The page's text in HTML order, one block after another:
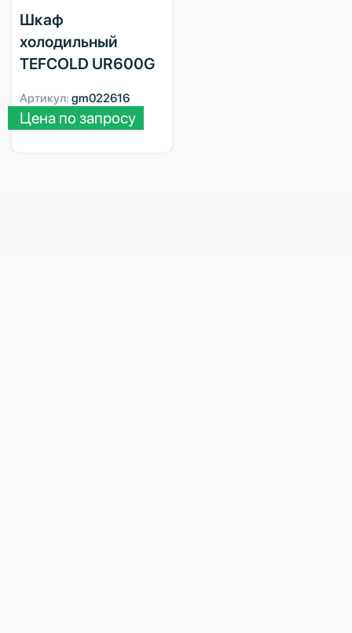
Шкаф
холодильный
TEFCOLD UR600G
Артикул: gm022616
Цена по запросу